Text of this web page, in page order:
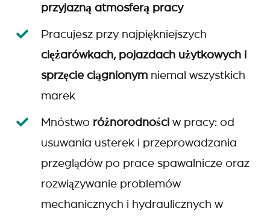
przyjazną atmosferą pracy
Pracujesz przy najpiękniejszych
ciężarówkach, pojazdach użytkowych i
sprzęcie ciągnionymniemal wszystkich
marek
Mnóstwo różnorodnościw pracy: od
usuwania usterek i przeprowadzania
przeglądów po prace spawalnicze oraz
rozwiązywanie problemów
mechanicznych i hydraulicznych w